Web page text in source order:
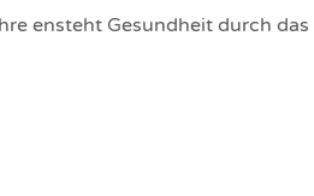
ensteht Gesundheit durch das